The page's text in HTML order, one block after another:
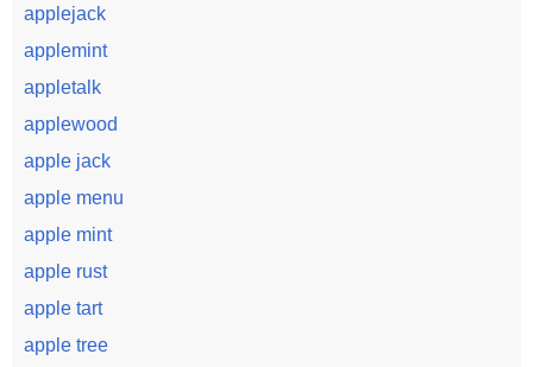
applejack
applemint
appletalk
applewood
apple jack
apple menu
apple mint
apple rust
apple tart
apple tree